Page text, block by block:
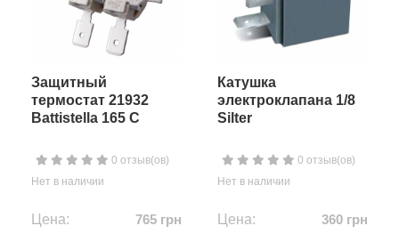
Защитный
термостат 21932
Battistella 165 C
0 отзыв(ов)
Нет в наличии
Цена: 765 грн
Катушка
электроклапана 1/8
Silter
0 отзыв(ов)
Нет в наличии
Цена: 360 грн